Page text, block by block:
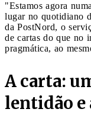
"Estamos agora
lugar no quotidiano
da PostNord, o
de cartas do que no
pragmática, ao
A carta:
lentidão e